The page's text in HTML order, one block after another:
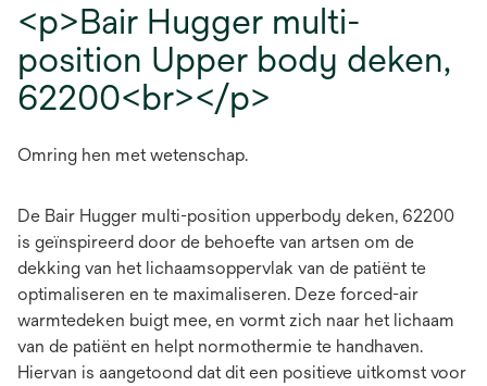
<p>Bair Hugger multi-
position Upper body deken,
62200<br></p>
Omring hen met wetenschap.
De Bair Hugger multi-position upperbody deken, 62200
is geïnspireerd door de behoefte van artsen om de
dekking van het lichaamsoppervlak van de patiënt te
optimaliseren en te maximaliseren. Deze forced-air
warmtedeken buigt mee, en vormt zich naar het lichaam
van de patiënt en helpt normothermie te handhaven.
Hiervan is aangetoond dat dit een positieve uitkomst voor